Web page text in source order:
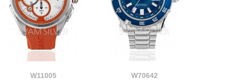
W11005 W70642